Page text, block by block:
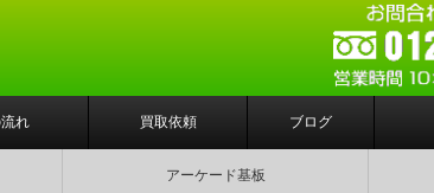
れ 買取依頼 ブログ
アーケード基板